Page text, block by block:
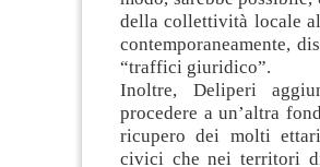
della collettività locale
contemporaneamente,
“traffici giuridico”.
Inoltre, Deliperi
procedere a un’altra
ricupero dei molti
civici che nei territori